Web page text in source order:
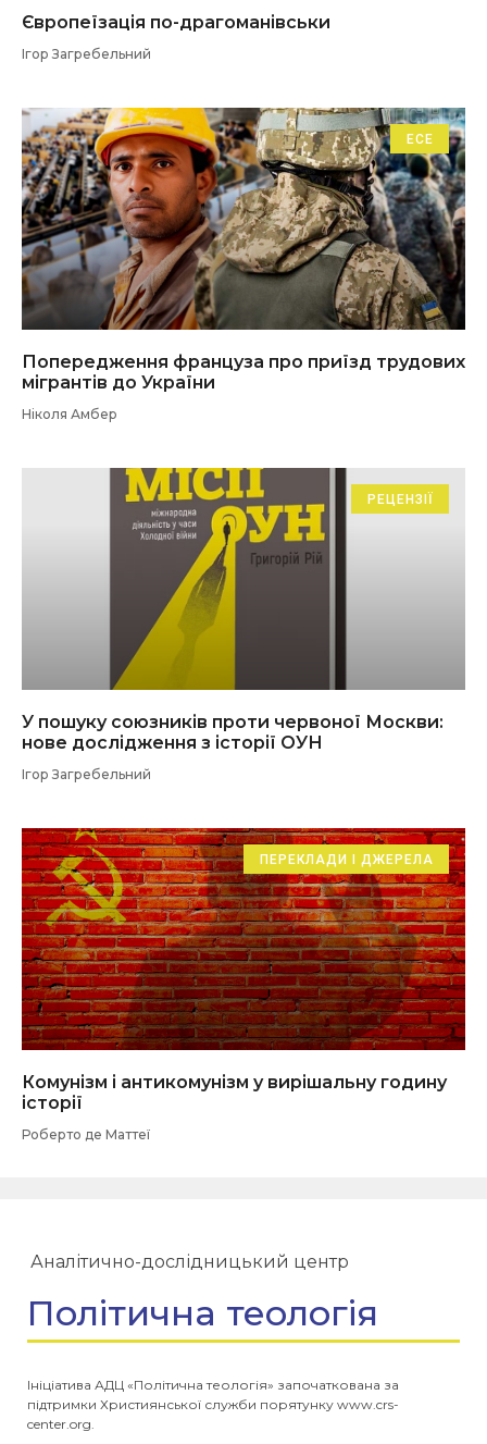
Європеїзація по-драгоманівськи
Ігор Загребельний
ЕСЕ
Попередження француза про приїзд трудових
мігрантів до України
Ніколя Амбер
РЕЦЕНЗІЇ
У пошуку союзників проти червоної Москви:
нове дослідження з історії ОУН
Ігор Загребельний
ПЕРЕКЛАДИ І ДЖЕРЕЛА
Комунізм і антикомунізм у вирішальну годину
історії
Роберто де Маттеї
Аналітично-дослідницький центр
Політична теологія
Ініціатива АДЦ «Політична теологія» започаткована за
підтримки Християнської служби порятунку www.crs-
center.org.